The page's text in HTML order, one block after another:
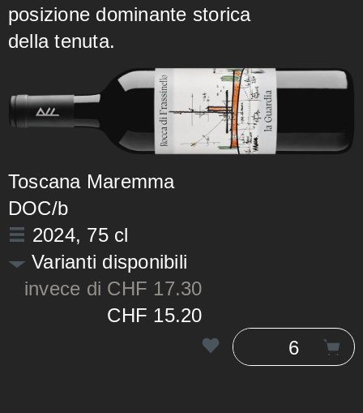
posizione dominante storica
della tenuta.
Toscana Maremma
DOC/b
2024, 75 cl
Varianti disponibili
invece di CHF 17.30
CHF 15.20